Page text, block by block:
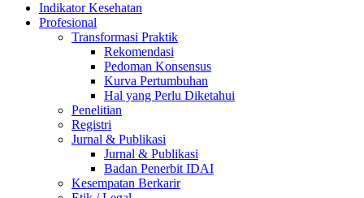
Indikator Kesehatan
Profesional
Transformasi Praktik
Rekomendasi
Pedoman Konsensus
Kurva Pertumbuhan
Hal yang Perlu Diketahui
Penelitian
Registri
Jurnal & Publikasi
Jurnal & Publikasi
Badan Penerbit IDAI
Kesempatan Berkarir